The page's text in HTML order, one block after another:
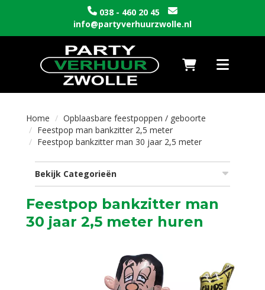
038 - 460 20 45
info@partyverhuurzwolle.nl
Naar winkelwagen
Toggle
Home
Opblaasbare feestpoppen / geboorte
Feestpop man bankzitter 2,5 meter
Feestpop bankzitter man 30 jaar 2,5 meter
Bekijk Categorieën
Feestpop bankzitter man
30 jaar 2,5 meter huren